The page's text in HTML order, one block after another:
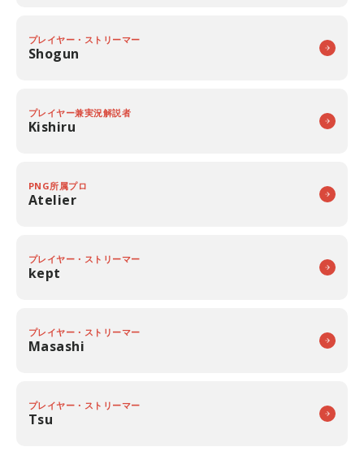
プレイヤー・ストリーマー
Shogun
プレイヤー兼実況解説者
Kishiru
PNG所属プロ
Atelier
プレイヤー・ストリーマー
kept
プレイヤー・ストリーマー
Masashi
プレイヤー・ストリーマー
Tsu